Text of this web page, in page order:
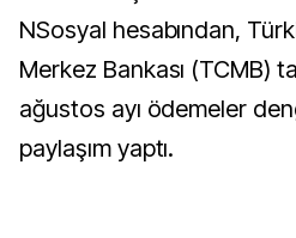
NSosyal hesabından,
Merkez Bankası (TCMB)
ağustos ayı ödemeler
paylaşım yaptı.